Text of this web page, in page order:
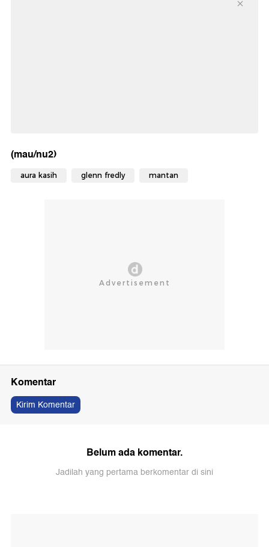
(mau/nu2)
aura kasih glenn fredly mantan
Komentar
Kirim Komentar
Belum ada komentar.
Jadilah yang pertama berkomentar di sini